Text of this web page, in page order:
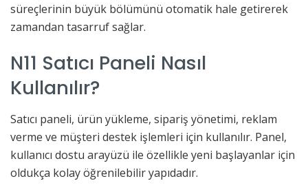
süreçlerinin büyük bölümünü otomatik hale getirerek
zamandan tasarruf sağlar.
N11 Satıcı Paneli Nasıl
Kullanılır?
Satıcı paneli, ürün yükleme, sipariş yönetimi, reklam
verme ve müşteri destek işlemleri için kullanılır. Panel,
kullanıcı dostu arayüzü ile özellikle yeni başlayanlar için
oldukça kolay öğrenilebilir yapıdadır.